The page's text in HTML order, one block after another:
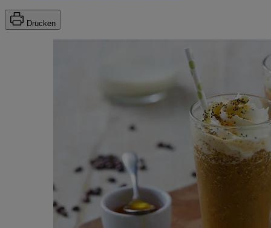
Drucken